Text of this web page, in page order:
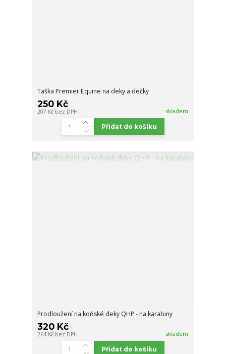
Taška Premier Equine na deky a dečky
250 Kč
207 Kč bez DPH skladem
Přidat do košíku
Prodloužení na koňské deky QHP - na karabiny
320 Kč
264 Kč bez DPH skladem
Přidat do košíku